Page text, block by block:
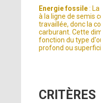
Energie fossile:
à la ligne de semis
travaillée, donc la
carburant. Cette
fonction du type
profond ou
CRITÈRES